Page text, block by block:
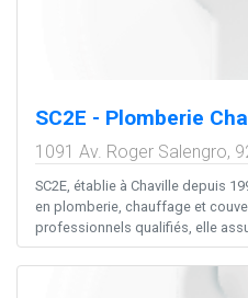
SC2E - Plomberie
1091 Av. Roger Salengro,
SC2E, établie à Chaville depuis
en plomberie, chauffage et
professionnels qualifiés, elle